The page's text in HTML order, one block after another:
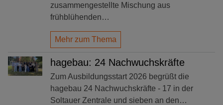
zusammengestellte Mischung aus
frühblühenden…
Mehr zum Thema
hagebau: 24 Nachwuchskräfte
Zum Ausbildungsstart 2026 begrüßt die
hagebau 24 Nachwuchskräfte - 17 in der
Soltauer Zentrale und sieben an den…